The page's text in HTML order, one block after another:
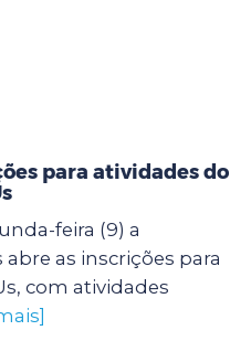
para atividades do
feira (9) a
as inscrições para
com atividades